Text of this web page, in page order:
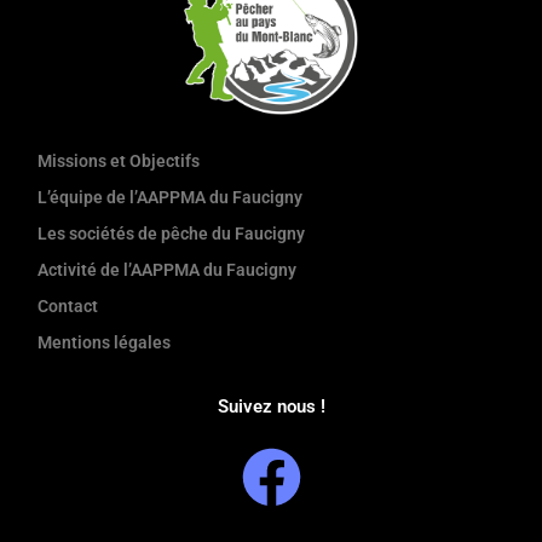
Missions et Objectifs
L’équipe de l’AAPPMA du Faucigny
Les sociétés de pêche du Faucigny
Activité de l’AAPPMA du Faucigny
Contact
Mentions légales
Suivez nous !
F
a